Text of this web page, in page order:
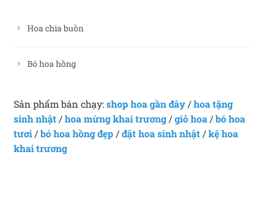
Hoa chia buồn
Bó hoa hồng
Sản phẩm bán chạy:shop hoa gần đây /hoa tặng
sinh nhật /hoa mừng khai trương/giỏ hoa /bó hoa
tươi /bó hoa hồng đẹp /đặt hoa sinh nhật /kệ hoa
khai trương